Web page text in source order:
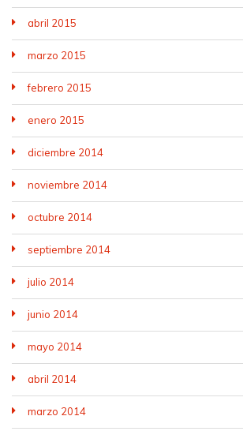
abril 2015
marzo 2015
febrero 2015
enero 2015
diciembre 2014
noviembre 2014
octubre 2014
septiembre 2014
julio 2014
junio 2014
mayo 2014
abril 2014
marzo 2014